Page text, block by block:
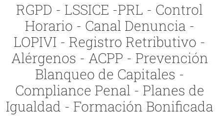
RGPD - LSSICE -PRL - Control
Horario - Canal Denuncia -
LOPIVI - Registro Retributivo -
Alérgenos - ACPP - Prevención
Blanqueo de Capitales -
Compliance Penal - Planes de
Igualdad - Formación Bonificada